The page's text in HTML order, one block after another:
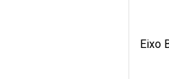
Eixo